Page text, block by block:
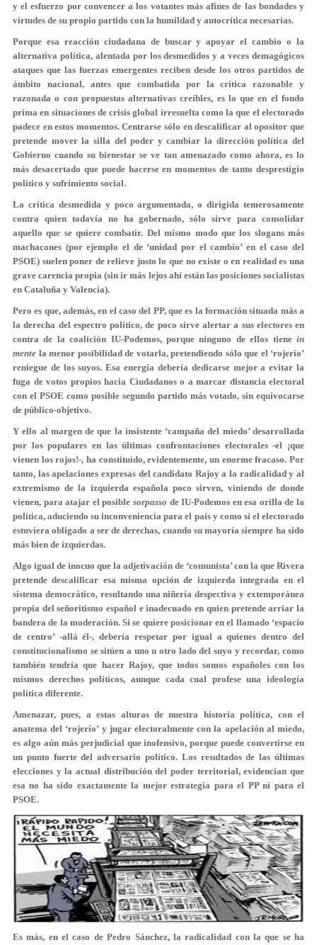
y el esfuerzo por convencer a los votantes más afines de las bondades y
virtudes de su propio partido con la humildad y autocrítica necesarias.
Porque esa reacción ciudadana de buscar y apoyar el cambio o la
alternativa política, alentada por los desmedidos y a veces demagógicos
ataques que las fuerzas emergentes reciben desde los otros partidos de
ámbito nacional, antes que combatida por la crítica razonable y
razonada o con propuestas alternativas creíbles, es lo que en el fondo
prima en situaciones de crisis global irresuelta como la que el electorado
padece en estos momentos. Centrarse sólo en descalificar al opositor que
pretende mover la silla del poder y cambiar la dirección política del
Gobierno cuando su bienestar se ve tan amenazado como ahora, es lo
más desacertado que puede hacerse en momentos de tanto desprestigio
político y sufrimiento social.
La crítica desmedida y poco argumentada, o dirigida temerosamente
contra quien todavía no ha gobernado, sólo sirve para consolidar
aquello que se quiere combatir. Del mismo modo que los slogans más
machacones (por ejemplo el de ‘unidad por el cambio’ en el caso del
PSOE) suelen poner de relieve justo lo que no existe o en realidad es una
grave carencia propia (sin ir más lejos ahí están las posiciones socialistas
en Cataluña y Valencia).
Pero es que, además, en el caso del PP, que es la formación situada más a
la derecha del espectro político, de poco sirve alertar a sus electores en
contra de la coalición IU-Podemos, porque ninguno de ellos tiene in
mente la menor posibilidad de votarla, pretendiendo sólo que el ‘rojerío’
reniegue de los suyos. Esa energía debería dedicarse mejor a evitar la
fuga de votos propios hacia Ciudadanos o a marcar distancia electoral
con el PSOE como posible segundo partido más votado, sin equivocarse
de público-objetivo.
Y ello al margen de que la insistente ‘campaña del miedo’ desarrollada
por los populares en las últimas confrontaciones electorales -el ¡que
vienen los rojos!-, ha constituido, evidentemente, un enorme fracaso. Por
tanto, las apelaciones expresas del candidato Rajoy a la radicalidad y al
extremismo de la izquierda española poco sirven, viniendo de donde
vienen, para atajar el posible sorpasso de IU-Podemos en esa orilla de la
política, aduciendo su inconveniencia para el país y como si el electorado
estuviera obligado a ser de derechas, cuando su mayoría siempre ha sido
más bien de izquierdas.
Algo igual de inocuo que la adjetivación de ‘comunista’ con la que Rivera
pretende descalificar esa misma opción de izquierda integrada en el
sistema democrático, resultando una niñería despectiva y extemporánea
propia del señoritismo español e inadecuado en quien pretende arriar la
bandera de la moderación. Si se quiere posicionar en el llamado ‘espacio
de centro’ -allá él-, debería respetar por igual a quienes dentro del
constitucionalismo se sitúen a uno u otro lado del suyo y recordar, como
también tendría que hacer Rajoy, que todos somos españoles con los
mismos derechos políticos, aunque cada cual profese una ideología
política diferente.
Amenazar, pues, a estas alturas de nuestra historia política, con el
anatema del ‘rojerío’ y jugar electoralmente con la apelación al miedo,
es algo aún más perjudicial que inofensivo, porque puede convertirse en
un punto fuerte del adversario político. Los resultados de las últimas
elecciones y la actual distribución del poder territorial, evidencian que
esa no ha sido exactamente la mejor estrategia para el PP ni para el
PSOE.
Es más, en el caso de Pedro Sánchez, la radicalidad con la que se ha